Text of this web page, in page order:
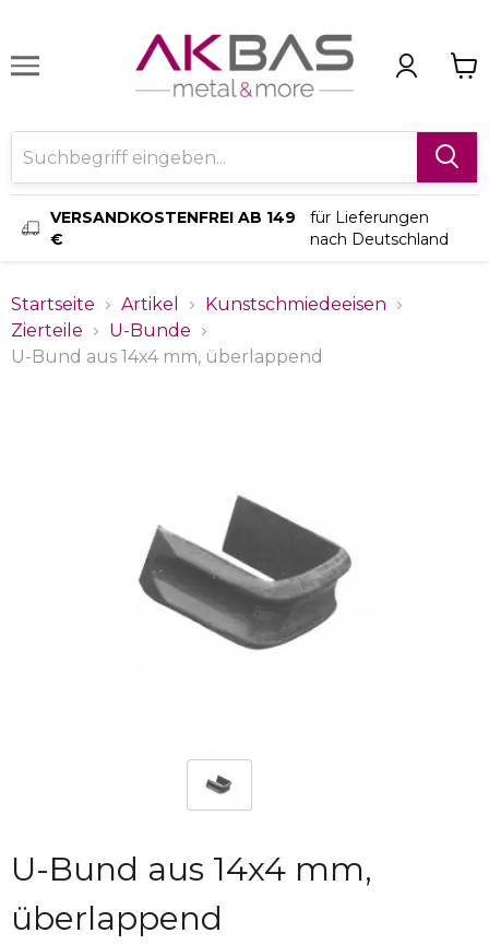
VERSANDKOSTENFREI AB 149
€
für Lieferungen
nach Deutschland
Startseite Artikel
Kunstschmiedeeisen
Zierteile
U-Bunde
U-Bund aus 14x4 mm, überlappend
U-Bund aus 14x4 mm,
überlappend